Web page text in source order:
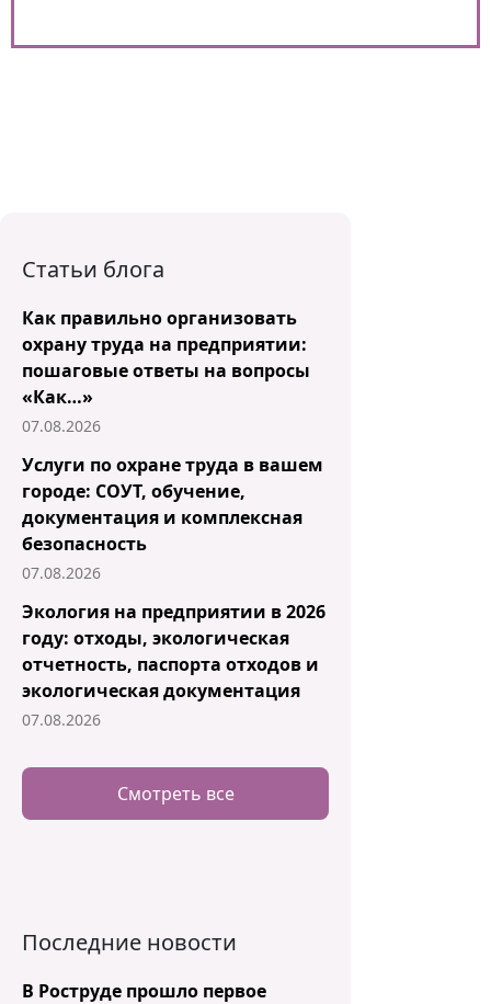
Статьи блога
Как правильно организовать
охрану труда на предприятии:
пошаговые ответы на вопросы
«Как…»
07.08.2026
Услуги по охране труда в вашем
городе: СОУТ, обучение,
документация и комплексная
безопасность
07.08.2026
Экология на предприятии в 2026
году: отходы, экологическая
отчетность, паспорта отходов и
экологическая документация
07.08.2026
Смотреть все
Последние новости
В Роструде прошло первое